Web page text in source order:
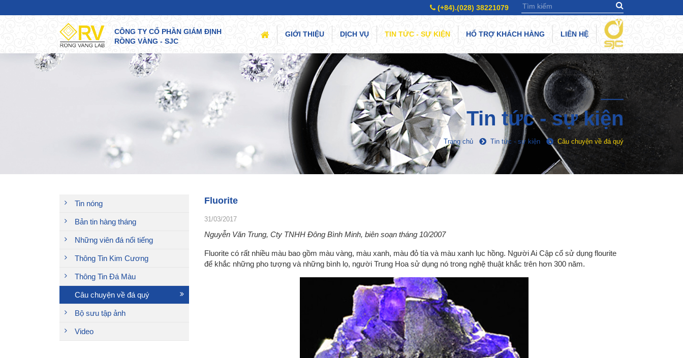
(+84).(028) 38221079
CÔNG TY CỔ PHẦN GIÁM ĐỊNH
RỒNG VÀNG - SJC
(CURRENT)
GIỚI THIỆU DỊCH VỤ TIN TỨC - SỰ KIỆN HỔ TRỢ KHÁCH HÀNG LIÊN HỆ
Tin tức - sự kiện
Trang chủ Tin tức - sự kiện Câu chuyện về đá quý
Tin nóng
Bản tin hàng tháng
Những viên đá nổi tiếng
Thông Tin Kim Cương
Thông Tin Đá Màu
Câu chuyện về đá quý
Bộ sưu tập ảnh
Video
Fluorite
31/03/2017
Nguyễn Văn Trung, Cty TNHH Đông Bình Minh, biên soạn tháng 10/2007
Fluorite có rất nhiều màu bao gồm màu vàng, màu xanh, màu đỏ tía và màu xanh lục hồng. Người Ai Cập cổ sử dụng flourite
để khắc những pho tượng và những bình lọ, người Trung Hoa sử dụng nó trong nghệ thuật khắc trên hơn 300 năm.